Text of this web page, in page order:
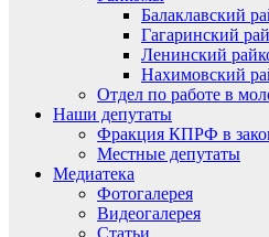
Балаклавский
Гагаринский
Ленинский
Нахимовский
Отдел по работе в
Наши депутаты
Фракция КПРФ в
Местные депутаты
Медиатека
Фотогалерея
Видеогалерея
Статьи